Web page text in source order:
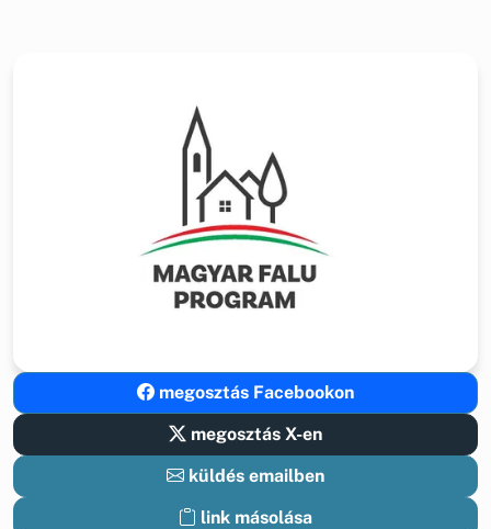
megosztás Facebookon
megosztás X-en
küldés emailben
link másolása